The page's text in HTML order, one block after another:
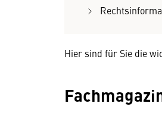
Hier sind für Sie die